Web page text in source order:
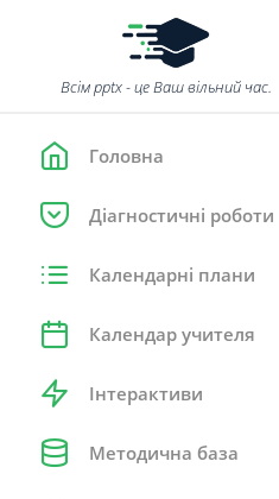
Всім pptx - це Ваш вільний час.
Головна
Діагностичні роботи
Календарні плани
Календар учителя
Інтерактиви
Методична база